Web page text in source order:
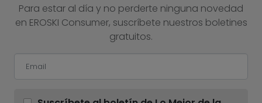
Para estar al día y no perderte ninguna novedad
en EROSKI Consumer, suscríbete nuestros boletines
gratuitos.